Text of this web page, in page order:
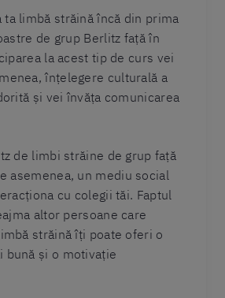
ta limbă străină încă din prima
de grup Berlitz față în
la acest tip de curs vei
înțelegere culturală a
și vei învăța comunicarea
de limbi străine de grup față
asemenea, un mediu social
cu colegii tăi. Faptul
altor persoane care
străină îți poate oferi o
bună și o motivație